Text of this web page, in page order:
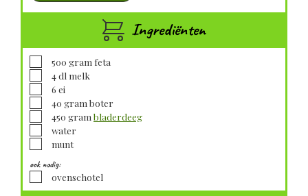
Ingrediënten
▢
500 gram feta
▢
4dl melk
▢
6 ei
▢
40 gram boter
▢
450 gram bladerdeeg
▢
water
▢
munt
ook nodig:
▢
ovenschotel